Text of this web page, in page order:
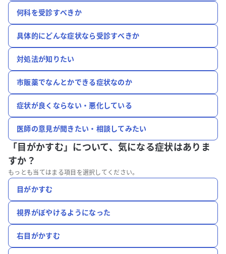
何科を受診すべきか
具体的にどんな症状なら受診すべきか
対処法が知りたい
市販薬でなんとかできる症状なのか
症状が良くならない・悪化している
医師の意見が聞きたい・相談してみたい
「目がかすむ」について、 気になる症状はありま
すか？
もっとも当てはまる項目を選択してください。
目がかすむ
視界がぼやけるようになった
右目がかすむ